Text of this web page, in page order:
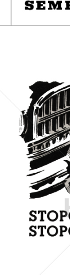
SEMPERIT